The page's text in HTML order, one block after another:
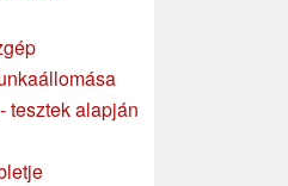
tesztek alapján